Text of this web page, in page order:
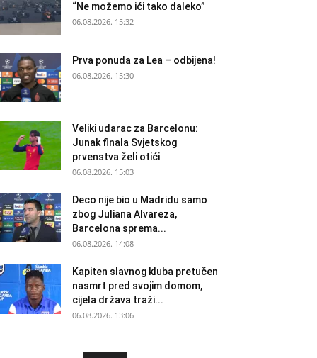
“Ne možemo ići tako daleko”
06.08.2026. 15:32
Prva ponuda za Lea – odbijena!
06.08.2026. 15:30
Veliki udarac za Barcelonu:
Junak finala Svjetskog
prvenstva želi otići
06.08.2026. 15:03
Deco nije bio u Madridu samo
zbog Juliana Alvareza,
Barcelona sprema...
06.08.2026. 14:08
Kapiten slavnog kluba pretučen
nasmrt pred svojim domom,
cijela država traži...
06.08.2026. 13:06